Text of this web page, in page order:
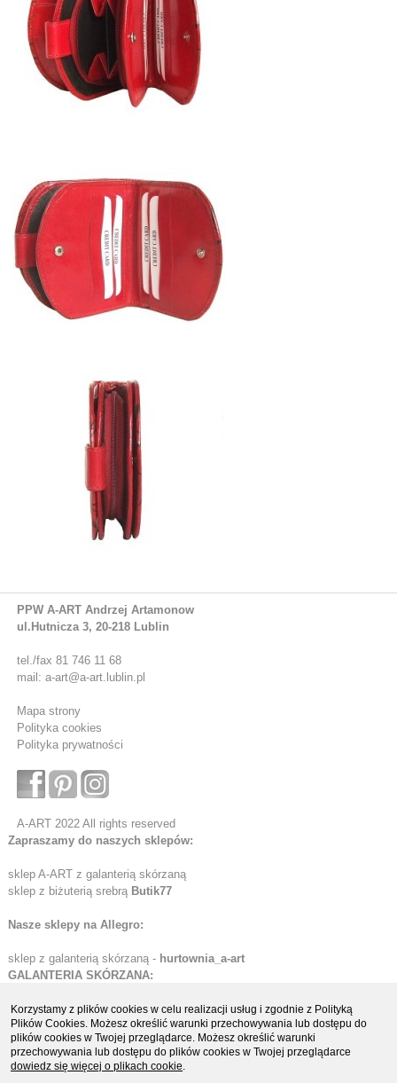
PPW A-ART Andrzej Artamonow
ul.Hutnicza 3, 20-218 Lublin
tel./fax 81 746 11 68
mail: a-art@a-art.lublin.pl
Mapa strony
Polityka cookies
Polityka prywatności
A-ART 2022 All rights reserved
Zapraszamy do naszych sklepów:
sklep A-ART z galanterią skórzaną
sklep z biżuterią srebrą Butik77
Nasze sklepy na Allegro:
sklep z galanterią skórzaną - hurtownia_a-art
GALANTERIA SKÓRZANA:
Etui skórzane
Portfele skórzane
Organizery i biwuary
Teczki i aktówki skórzane
Teczki ze skóry naturalnej
Korzystamy z plików cookies w celu realizacji usług i zgodnie z Polityką
Plików Cookies. Możesz określić warunki przechowywania lub dostępu do
plików cookies w Twojej przeglądarce. Możesz określić warunki
przechowywania lub dostępu do plików cookies w Twojej przeglądarce
dowiedz się więcej o plikach cookie.